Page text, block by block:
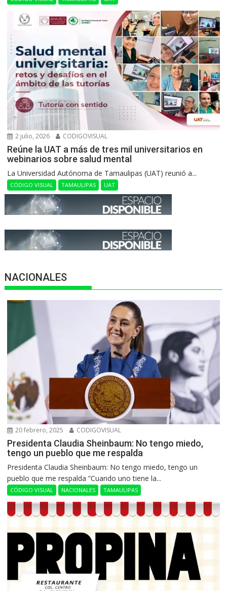
2 julio, 2026 CODIGOVISUAL
Reúne la UAT a más de tres mil universitarios en
webinarios sobre salud mental
La Universidad Autónoma de Tamaulipas (UAT) reunió a...
CÓDIGO VISUAL TAMAULIPAS UAT
NACIONALES
20 febrero, 2025 CODIGOVISUAL
Presidenta Claudia Sheinbaum: No tengo miedo,
tengo un pueblo que me respalda
Presidenta Claudia Sheinbaum: No tengo miedo, tengo un
pueblo que me respalda ”Cuando uno tiene la...
CÓDIGO VISUAL NACIONALES TAMAULIPAS